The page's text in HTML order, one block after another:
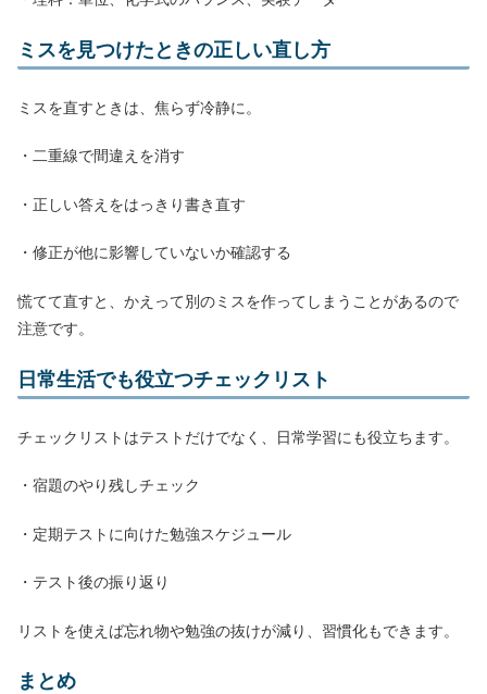
ミスを見つけたときの正しい直し方
ミスを直すときは、焦らず冷静に。
・二重線で間違えを消す
・正しい答えをはっきり書き直す
・修正が他に影響していないか確認する
慌てて直すと、かえって別のミスを作ってしまうことがあるので
注意です。
日常生活でも役立つチェックリスト
チェックリストはテストだけでなく、日常学習にも役立ちます。
・宿題のやり残しチェック
・定期テストに向けた勉強スケジュール
・テスト後の振り返り
リストを使えば忘れ物や勉強の抜けが減り、習慣化もできます。
まとめ